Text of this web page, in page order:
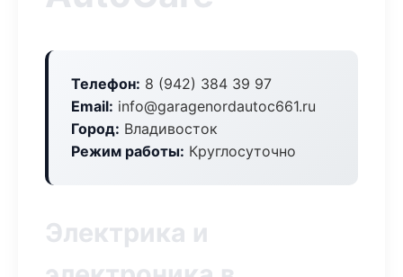
Телефон: 8 (942) 384 39 97
Email: info@garagenordautoc661.ru
Город: Владивосток
Режим работы: Круглосуточно
Электрика и